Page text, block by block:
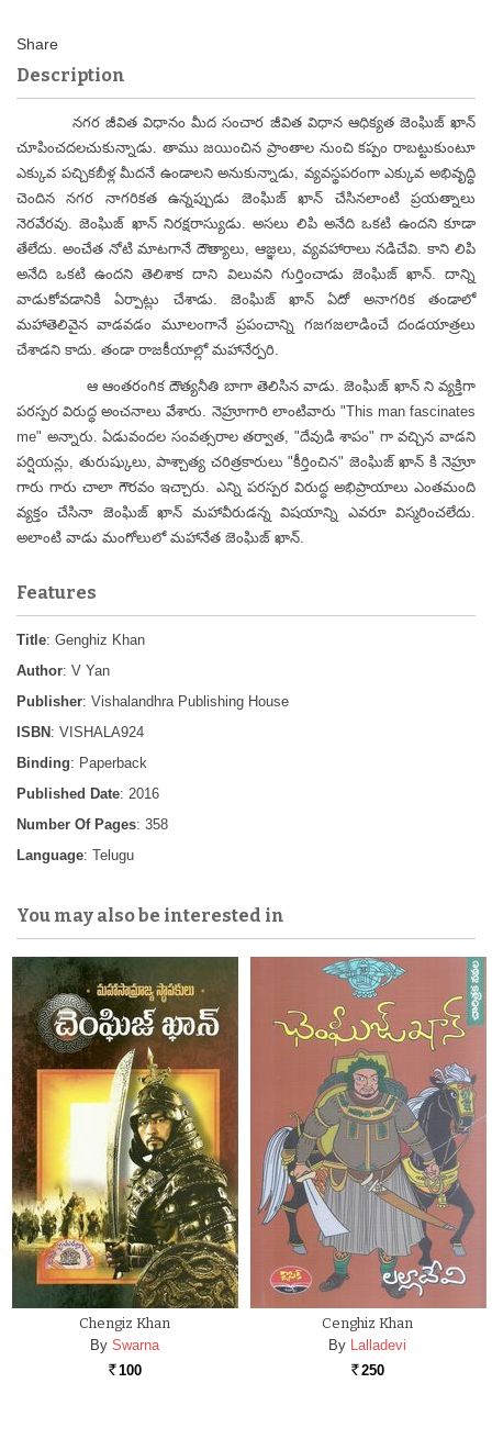
Description
నగర జీవిత విధానం మీద సంచార జీవిత విధాన ఆధిక్యత జెంఘిజ్ ఖాన్
చూపించదలచుకున్నాడు. తాము జయించిన ప్రాంతాల నుంచి కప్పం రాబట్టుకుంటూ
ఎక్కువ పచ్చికబీళ్ల మీదనే ఉండాలని అనుకున్నాడు, వ్యవస్థపరంగా ఎక్కువ అభివృద్ధి
చెందిన నగర నాగరికత ఉన్నప్పుడు జెంఘిజ్ ఖాన్ చేసినలాంటి ప్రయత్నాలు
నెరవేరవు. జెంఘిజ్ ఖాన్ నిరక్షరాస్యుడు. అసలు లిపి అనేది ఒకటి ఉందని కూడా
తేలేదు. అంచేత నోటి మాటగానే దౌత్యాలు, ఆజ్ఞలు, వ్యవహారాలు నడిచేవి. కాని లిపి
అనేది ఒకటి ఉందని తెలిశాక దాని విలువని గుర్తించాడు జెంఘిజ్ ఖాన్. దాన్ని
వాడుకోవడానికి ఏర్పాట్లు చేశాడు. జెంఘిజ్ ఖాన్ ఏదో అనాగరిక తండాలో
మహాతెలివైన వాడవడం మూలంగానే ప్రపంచాన్ని గజగజలాడించే దండయాత్రలు
చేశాడని కాదు. తండా రాజకీయాల్లో మహానేర్పరి.
ఆ ఆంతరంగిక దౌత్యనీతి బాగా తెలిసిన వాడు. జెంఘిజ్ ఖాన్ ని వ్యక్తిగా
పరస్పర విరుద్ధ అంచనాలు వేశారు. నెహ్రూగారి లాంటివారు "This man fascinates
me" అన్నారు. ఏడువందల సంవత్సరాల తర్వాత, "దేవుడి శాపం" గా వచ్చిన వాడని
పర్షియన్లు, తురుష్కులు, పాశ్చాత్య చరిత్రకారులు "కీర్తించిన" జెంఘిజ్ ఖాన్ కి నెహ్రూ
గారు గారు చాలా గౌరవం ఇచ్చారు. ఎన్ని పరస్పర విరుద్ధ అభిప్రాయాలు ఎంతమంది
వ్యక్తం చేసినా జెంఘిజ్ ఖాన్ మహావీరుడన్న విషయాన్ని ఎవరూ విస్మరించలేదు.
అలాంటి వాడు మంగోలులో మహానేత జెంఘిజ్ ఖాన్.
Features
Title: Genghiz Khan
Author: V Yan
Publisher: Vishalandhra Publishing House
ISBN : VISHALA924
Binding: Paperback
Published Date: 2016
Number Of Pages: 358
Language: Telugu
You may also be interested in
Chengiz Khan
By Swarna
Rs. 100
Cenghiz Khan
By Lalladevi
Rs. 250